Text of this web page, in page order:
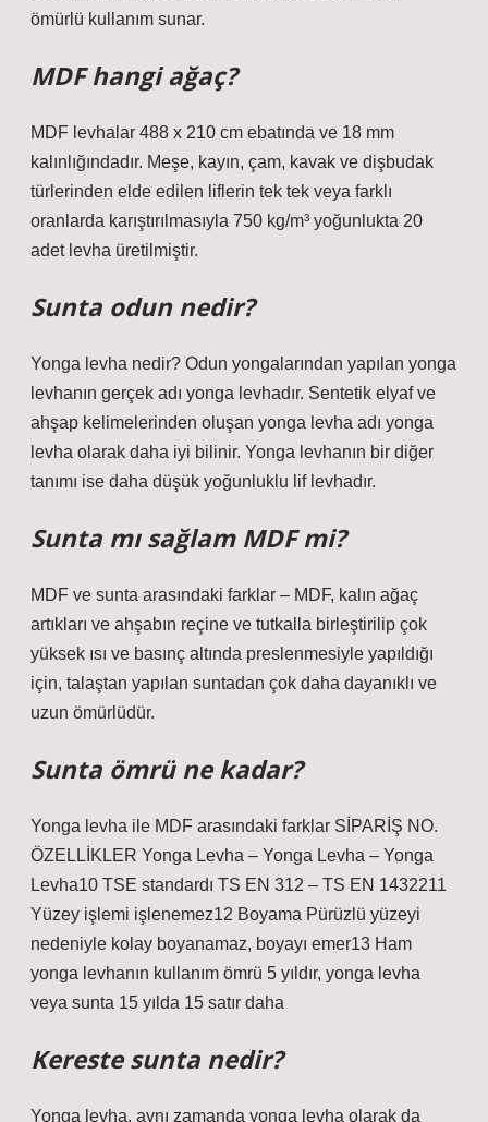
ömürlü kullanım sunar.
MDF hangi ağaç?
MDF levhalar 488 x 210 cm ebatında ve 18 mm
kalınlığındadır. Meşe, kayın, çam, kavak ve dişbudak
türlerinden elde edilen liflerin tek tek veya farklı
oranlarda karıştırılmasıyla 750 kg/m³ yoğunlukta 20
adet levha üretilmiştir.
Sunta odun nedir?
Yonga levha nedir? Odun yongalarından yapılan yonga
levhanın gerçek adı yonga levhadır. Sentetik elyaf ve
ahşap kelimelerinden oluşan yonga levha adı yonga
levha olarak daha iyi bilinir. Yonga levhanın bir diğer
tanımı ise daha düşük yoğunluklu lif levhadır.
Sunta mı sağlam MDF mi?
MDF ve sunta arasındaki farklar – MDF, kalın ağaç
artıkları ve ahşabın reçine ve tutkalla birleştirilip çok
yüksek ısı ve basınç altında preslenmesiyle yapıldığı
için, talaştan yapılan suntadan çok daha dayanıklı ve
uzun ömürlüdür.
Sunta ömrü ne kadar?
Yonga levha ile MDF arasındaki farklar SİPARİŞ NO.
ÖZELLİKLER Yonga Levha – Yonga Levha – Yonga
Levha10 TSE standardı TS EN 312 – TS EN 1432211
Yüzey işlemi işlenemez12 Boyama Pürüzlü yüzeyi
nedeniyle kolay boyanamaz, boyayı emer13 Ham
yonga levhanın kullanım ömrü 5 yıldır, yonga levha
veya sunta 15 yılda 15 satır daha
Kereste sunta nedir?
Yonga levha, aynı zamanda yonga levha olarak da